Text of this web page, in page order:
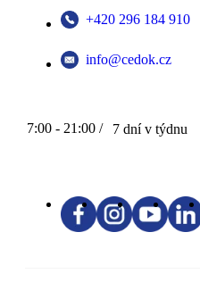
+420 296 184 910
info@cedok.cz
7:00 - 21:00 / 7 dní v týdnu